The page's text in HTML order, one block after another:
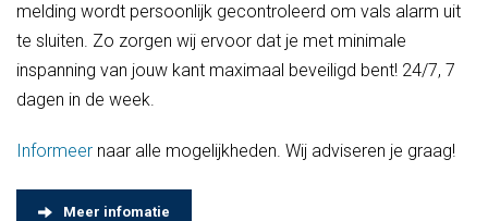
melding wordt persoonlijk gecontroleerd om vals alarm uit
te sluiten. Zo zorgen wij ervoor dat je met minimale
inspanning van jouw kant maximaal beveiligd bent! 24/7, 7
dagen in de week.
Informeer naar alle mogelijkheden. Wij adviseren je graag!
Meer infomatie